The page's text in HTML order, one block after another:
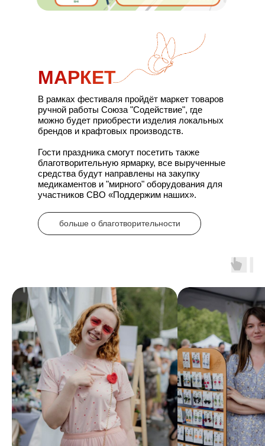
МАРКЕТ
В рамках фестиваля пройдёт маркет товаров
ручной работы Союза "Содействие", где
можно будет приобрести изделия локальных
брендов и крафтовых производств.
Гости праздника смогут посетить также
благотворительную ярмарку, все вырученные
средства будут направлены на закупку
медикаментов и "мирного" оборудования для
участников СВО «Поддержим наших».
больше о благотворительности